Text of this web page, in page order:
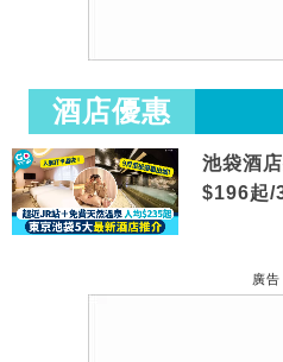
酒店優惠
池袋酒
$196起/
廣告